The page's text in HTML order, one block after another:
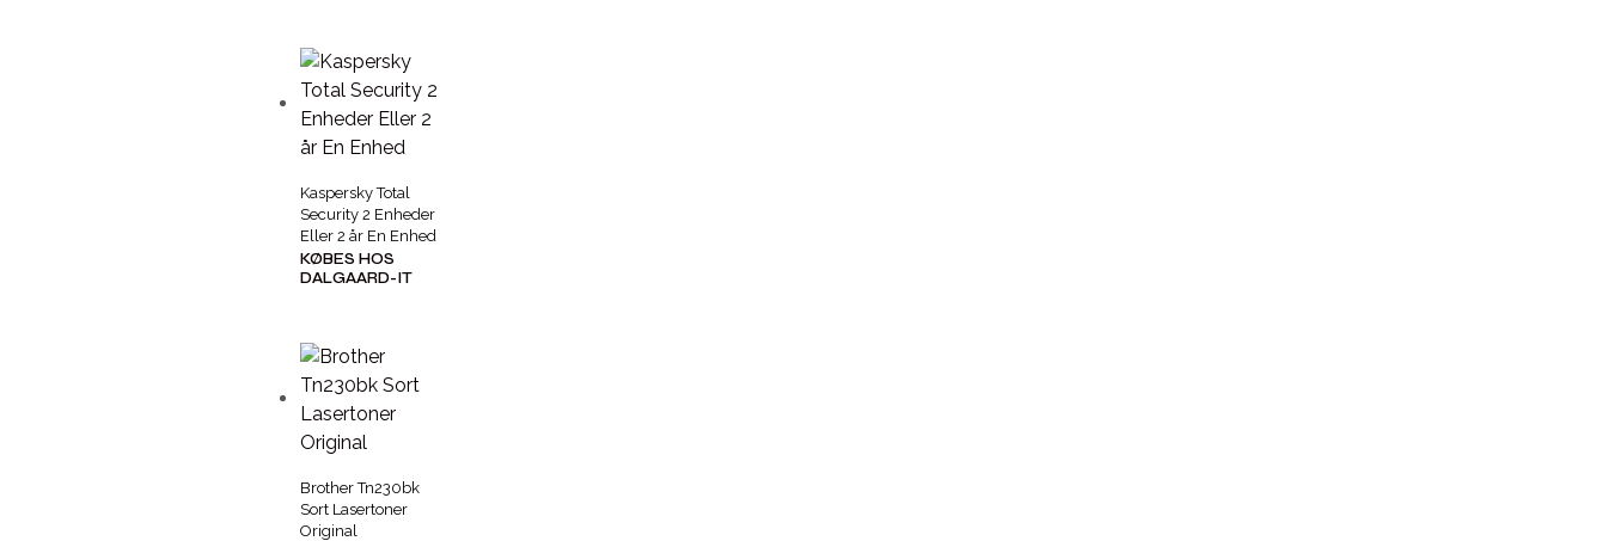
Kaspersky Total
Security 2 Enheder
Eller 2 år En Enhed
KØBES HOS
DALGAARD-IT
Brother Tn230bk
Sort Lasertoner
Original